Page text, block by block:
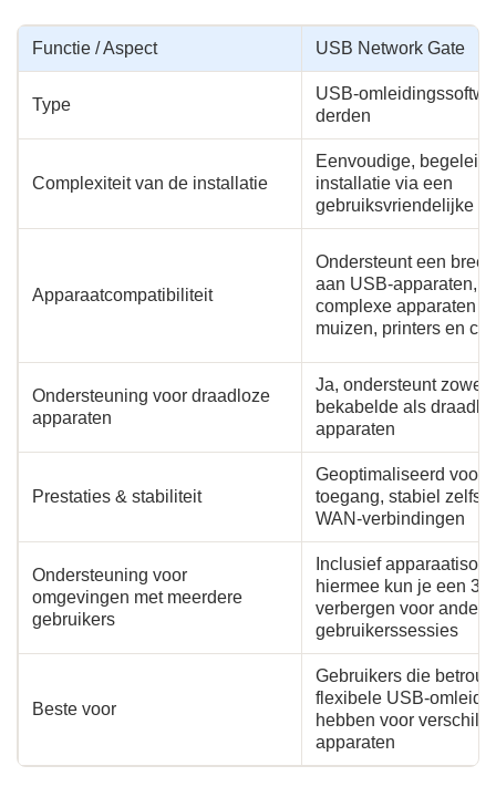
Functie / Aspect USB Network Gate
Type
USB-
derden
Complexiteit van de installatie
Eenvoudige,
installatie via een
gebruiksvriendelijke
Apparaatcompatibiliteit
Ondersteunt een
aan USB-apparaten,
complexe apparaten
muizen, printers en
Ondersteuning voor draadloze
apparaten
Ja, ondersteunt zowel
bekabelde als
apparaten
Prestaties & stabiliteit
Geoptimaliseerd voor
toegang, stabiel zelfs
WAN-verbindingen
Ondersteuning voor
omgevingen met meerdere
gebruikers
Inclusief
hiermee kun je een
verbergen voor andere
gebruikerssessies
Beste voor
Gebruikers die
flexibele USB-
hebben voor
apparaten